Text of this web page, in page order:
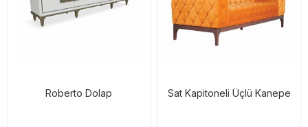
Roberto Dolap Sat Kapitoneli Üçlü Kanepe